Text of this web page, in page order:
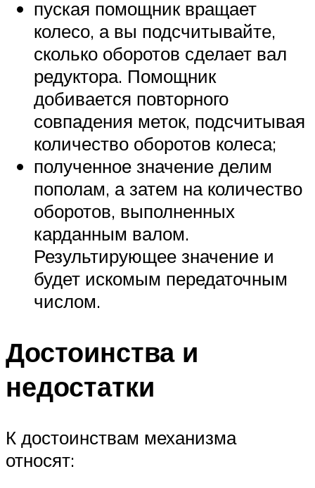
пуская помощник вращает
колесо, а вы подсчитывайте,
сколько оборотов сделает вал
редуктора. Помощник
добивается повторного
совпадения меток, подсчитывая
количество оборотов колеса;
полученное значение делим
пополам, а затем на количество
оборотов, выполненных
карданным валом.
Результирующее значение и
будет искомым передаточным
числом.
Достоинства и
недостатки
К достоинствам механизма
относят: